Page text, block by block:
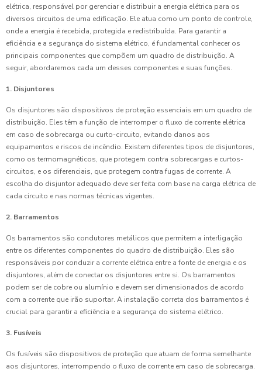
elétrica, responsável por gerenciar e distribuir a energia elétrica para os
diversos circuitos de uma edificação. Ele atua como um ponto de controle,
onde a energia é recebida, protegida e redistribuída. Para garantir a
eficiência e a segurança do sistema elétrico, é fundamental conhecer os
principais componentes que compõem um quadro de distribuição. A
seguir, abordaremos cada um desses componentes e suas funções.
1. Disjuntores
Os disjuntores são dispositivos de proteção essenciais em um quadro de
distribuição. Eles têm a função de interromper o fluxo de corrente elétrica
em caso de sobrecarga ou curto-circuito, evitando danos aos
equipamentos e riscos de incêndio. Existem diferentes tipos de disjuntores,
como os termomagnéticos, que protegem contra sobrecargas e curtos-
circuitos, e os diferenciais, que protegem contra fugas de corrente. A
escolha do disjuntor adequado deve ser feita com base na carga elétrica de
cada circuito e nas normas técnicas vigentes.
2. Barramentos
Os barramentos são condutores metálicos que permitem a interligação
entre os diferentes componentes do quadro de distribuição. Eles são
responsáveis por conduzir a corrente elétrica entre a fonte de energia e os
disjuntores, além de conectar os disjuntores entre si. Os barramentos
podem ser de cobre ou alumínio e devem ser dimensionados de acordo
com a corrente que irão suportar. A instalação correta dos barramentos é
crucial para garantir a eficiência e a segurança do sistema elétrico.
3. Fusíveis
Os fusíveis são dispositivos de proteção que atuam de forma semelhante
aos disjuntores, interrompendo o fluxo de corrente em caso de sobrecarga.